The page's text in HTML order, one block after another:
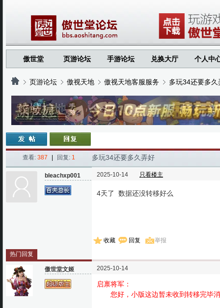
傲世堂 页游论坛 手游论坛 兑换大厅 个人中
›
页游论坛
›
傲视天地
›
傲视天地客服服务
›
多玩34还要多久
查看: 387 回复: 1 多玩34还要多久弄好
bleachxp001 2025-10-14 只看楼主
4天了 数据还没转移好么
收藏 回复
举报
热门回复
傲世堂文姬 2025-10-14
启禀将军：
您好，小版这边暂未收到转移完毕消